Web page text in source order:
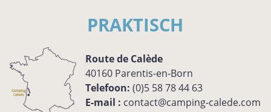
PRAKTISCH
Route de Calède
40160 Parentis-en-Born
Telefoon:(0)5 58 78 44 63
E-mail : contact@camping-calede.com